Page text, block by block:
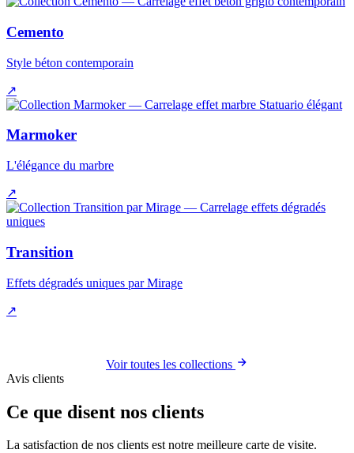
Cemento
Style béton contemporain
↗
Marmoker
L'élégance du marbre
↗
Transition
Effets dégradés uniques par Mirage
↗
Voir toutes les collections
Avis clients
Ce que disent nos clients
La satisfaction de nos clients est notre meilleure carte de visite.